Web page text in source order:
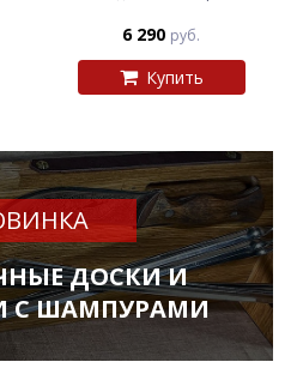
6 290 руб.
Купить
ДОСКИ И
С ШАМПУРАМИ